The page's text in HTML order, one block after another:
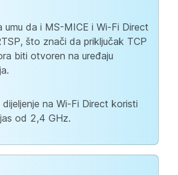
umu da i MS-MICE i Wi-Fi Direct
što znači da priključak TCP
biti otvoren na uređaju
na Wi-Fi Direct koristi
od 2,4 GHz.